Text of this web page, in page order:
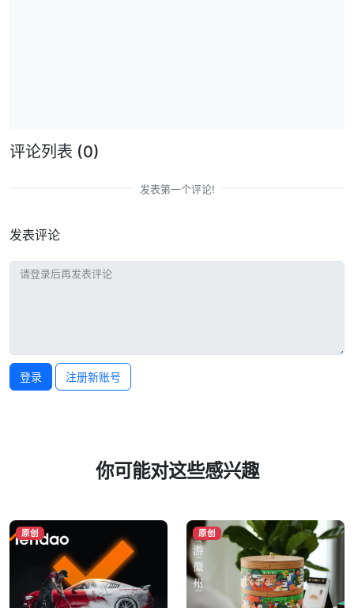
评论列表 (0)
发表第一个评论!
发表评论
登录 注册新账号
你可能对这些感兴趣
原创 原创